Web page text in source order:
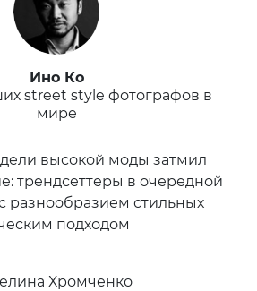
Ино Ко
street style фотографов в
мире
высокой моды затмил
трендсеттеры в очередной
разнообразием стильных
подходом
Хромченко